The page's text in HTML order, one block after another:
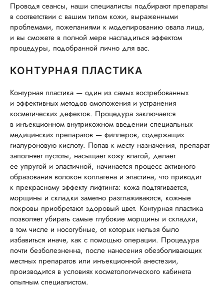
Проводя сеансы, наши специалисты подбирают препараты
в соответствии с вашим типом кожи, выраженными
проблемами, пожеланиями к моделированию овала лица,
и вы сможете в полной мере насладиться эффектом
процедуры, подобранной лично для вас.
КОНТУРНАЯ ПЛАСТИКА
Контурная пластика — один из самых востребованных
и эффективных методов омоложения и устранения
косметических дефектов. Процедура заключается
в инъекционном внутрикожном введении специальных
медицинских препаратов — филлеров, содержащих
гиалуроновую кислоту. Попав к месту назначения, препарат
заполняет пустоты, насыщает кожу влагой, делает
ее упругой и эластичной, начинается процесс активного
образования волокон коллагена и эластина, что приводит
к прекрасному эффекту лифтинга: кожа подтягивается,
морщины и складки заметно разглаживаются, кожные
покровы приобретают здоровый цвет. Контурная пластика
позволяет убирать самые глубокие морщины и складки,
в том числе и носогубные, от которых нельзя было
избавиться иначе, как с помощью операции. Процедура
почти безболезненна, после нанесения обезболивающих
местных препаратов или инъекционной анестезии,
производится в условиях косметологического кабинета
опытным специалистом.